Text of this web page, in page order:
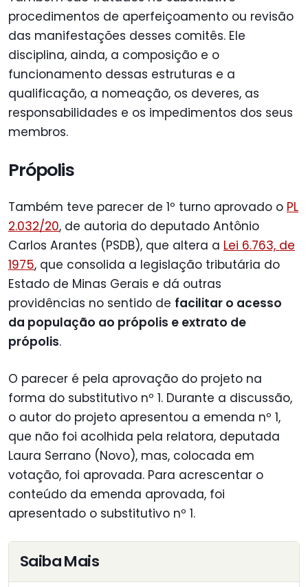
procedimentos de aperfeiçoamento ou revisão
das manifestações desses comitês. Ele
disciplina, ainda, a composição e o
funcionamento dessas estruturas e a
qualificação, a nomeação, os deveres, as
responsabilidades e os impedimentos dos seus
membros.
Própolis
Também teve parecer de 1º turno aprovado o PL
2.032/20, de autoria do deputado Antônio
Carlos Arantes (PSDB), que altera a Lei 6.763, de
1975, que consolida a legislação tributária do
Estado de Minas Gerais e dá outras
providências no sentido de facilitar o acesso
da população ao própolis e extrato de
própolis.
O parecer é pela aprovação do projeto na
forma do substitutivo nº 1. Durante a discussão,
o autor do projeto apresentou a emenda nº 1,
que não foi acolhida pela relatora, deputada
Laura Serrano (Novo), mas, colocada em
votação, foi aprovada. Para acrescentar o
conteúdo da emenda aprovada, foi
apresentado o substitutivo nº 1.
Saiba Mais